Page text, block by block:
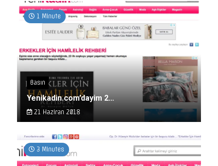
1 Minute
Basın
Yenikadin.com’dayim 2…
21 Haziran 2018
3 Minutes